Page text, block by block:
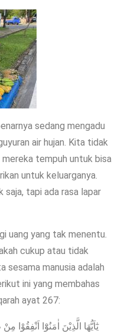
sedang mengadu
air hujan. Kita tidak
mereka tempuh untuk bisa
untuk keluarganya.
saja, tapi ada rasa lapar
uang yang tak menentu.
cukup atau tidak
sesama manusia adalah
ini yang membahas
ayat 267:
يٰٓاَيُّهَا الَّذِيْنَ اٰمَنُوْٓا